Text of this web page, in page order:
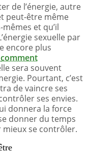
de l’énergie, autre
peut-être même
et qu’il
sexuelle par
encore plus
comment
sera souvent
Pourtant, c’est
de vaincre ses
ses envies.
donnera la force
donner du temps
se contrôler.